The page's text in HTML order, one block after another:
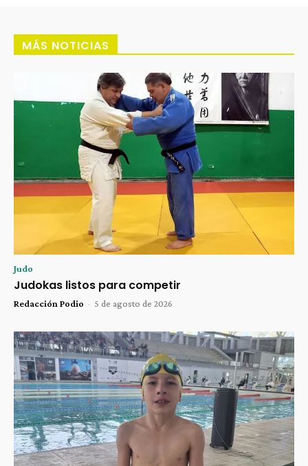
MÁS NOTICIAS
Judo
Judokas listos para competir
Redacción Podio - 5 de agosto de 2026